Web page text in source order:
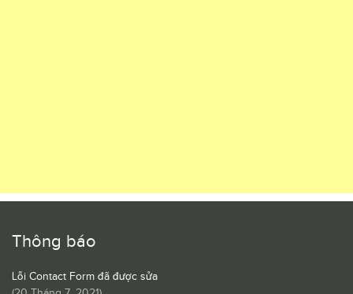
Thông báo
Lỗi Contact Form đã được sửa